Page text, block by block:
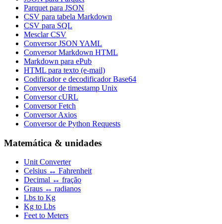
Parquet para JSON
CSV para tabela Markdown
CSV para SQL
Mesclar CSV
Conversor JSON YAML
Conversor Markdown HTML
Markdown para ePub
HTML para texto (e-mail)
Codificador e decodificador Base64
Conversor de timestamp Unix
Conversor cURL
Conversor Fetch
Conversor Axios
Conversor de Python Requests
Matemática & unidades
Unit Converter
Celsius ↔ Fahrenheit
Decimal ↔ fração
Graus ↔ radianos
Lbs to Kg
Kg to Lbs
Feet to Meters